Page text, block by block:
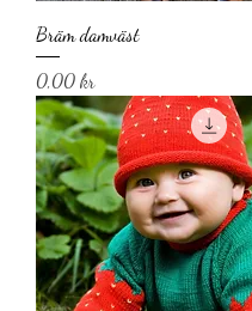
Bräm damväst
Pris
0,00 kr